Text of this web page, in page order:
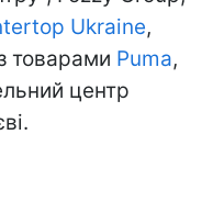
Ukraine,
товарами Puma,
центр